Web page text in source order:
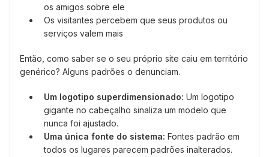
os amigos sobre ele
Os visitantes percebem que seus produtos ou
serviços valem mais
Então, como saber se o seu próprio site caiu em território
genérico? Alguns padrões o denunciam.
Um logotipo superdimensionado: Um logotipo
gigante no cabeçalho sinaliza um modelo que
nunca foi ajustado.
Uma única fonte do sistema: Fontes padrão em
todos os lugares parecem padrões inalterados.